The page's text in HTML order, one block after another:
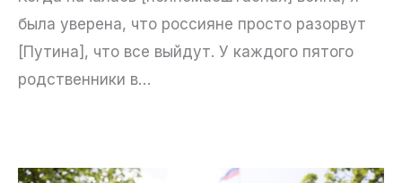
была уверена, что россияне просто разорвут
[Путина], что все выйдут. У каждого пятого
родственники в…